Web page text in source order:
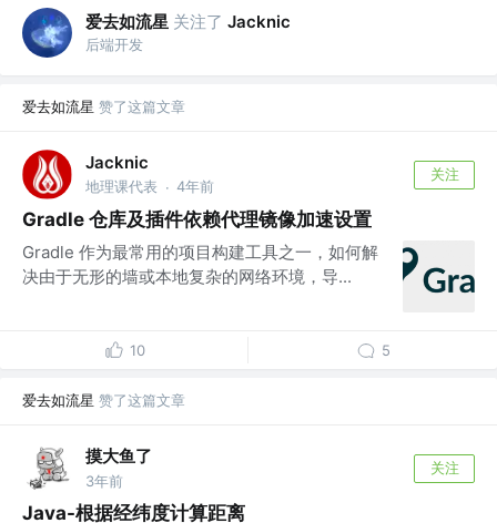
爱去如流星 关注了 Jacknic
后端开发
爱去如流星 赞了这篇文章
Jacknic
地理课代表 · 4年前
关注
Gradle 仓库及插件依赖代理镜像加速设置
Gradle 作为最常用的项目构建工具之一，如何解
决由于无形的墙或本地复杂的网络环境，导...
10 5
爱去如流星 赞了这篇文章
摸大鱼了
3年前
关注
Java-根据经纬度计算距离